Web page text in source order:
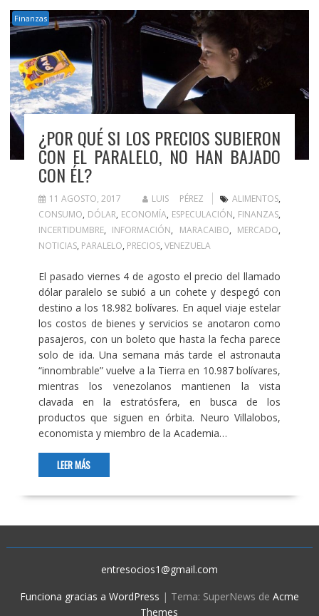
Finanzas
¿POR QUÉ SI LOS PRECIOS SUBIERON
CON EL PARALELO, NO HAN BAJADO
CON ÉL?
11 AGOSTO, 2017 LUIS PÉREZ ALIMENTOS,
CONSUMO, DÓLAR, ECONOMÍA, ESPECULACIÓN, FINANZAS,
INCERTIDUMBRE, INFORMACIÓN, MARACAIBO, MERCADO,
NOTICIAS, PARALELO, PRECIOS, VENEZUELA
El pasado viernes 4 de agosto el precio del llamado
dólar paralelo se subió a un cohete y despegó con
destino a los 18.982 bolívares. En aquel viaje estelar
los costos de bienes y servicios se anotaron como
pasajeros, con un boleto que hasta la fecha parece
solo de ida. Una semana más tarde el astronauta
“innombrable” vuelve a la Tierra en 10.987 bolívares,
mientras los venezolanos mantienen la vista
clavada en la estratósfera, en busca de los
productos que siguen en órbita. Neuro Villalobos,
economista y miembro de la Academia…
LEER MÁS
entresocios1@gmail.com
Funciona gracias a WordPress | Tema: SuperNews de Acme
Themes